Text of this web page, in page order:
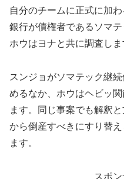
自分のチームに正式に加
銀行が債権者であるソマ
ホウはヨナと共に調査しま
スンジョがソマテック継
めるなか、ホウはヘビッ
ます。同じ事案でも解釈
から倒産すべきにすり替
ます。
スポ